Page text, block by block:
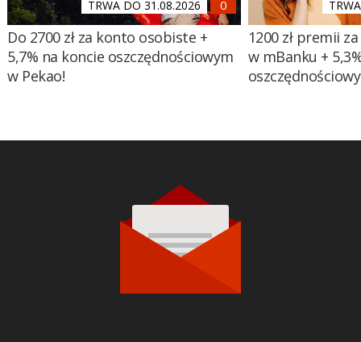
TRWA DO 31.08.2026
Do 2700 zł za konto osobiste +
5,7% na koncie oszczędnościowym
w Pekao!
1200 zł premii
w mBanku +